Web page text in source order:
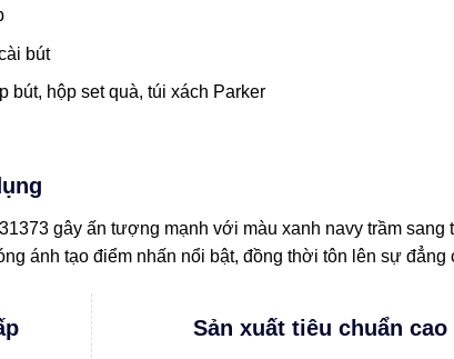
bút
bút, hộp set quà, túi xách Parker
gây ấn tượng mạnh với màu xanh navy trầm
ánh tạo điểm nhấn nổi bật, đồng thời tôn lên sự
Sản xuất tiêu chuẩn cao